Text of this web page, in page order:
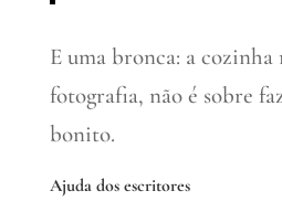
E uma bronca: a cozinha
fotografia, não é sobre
bonito.
Ajuda dos escritores